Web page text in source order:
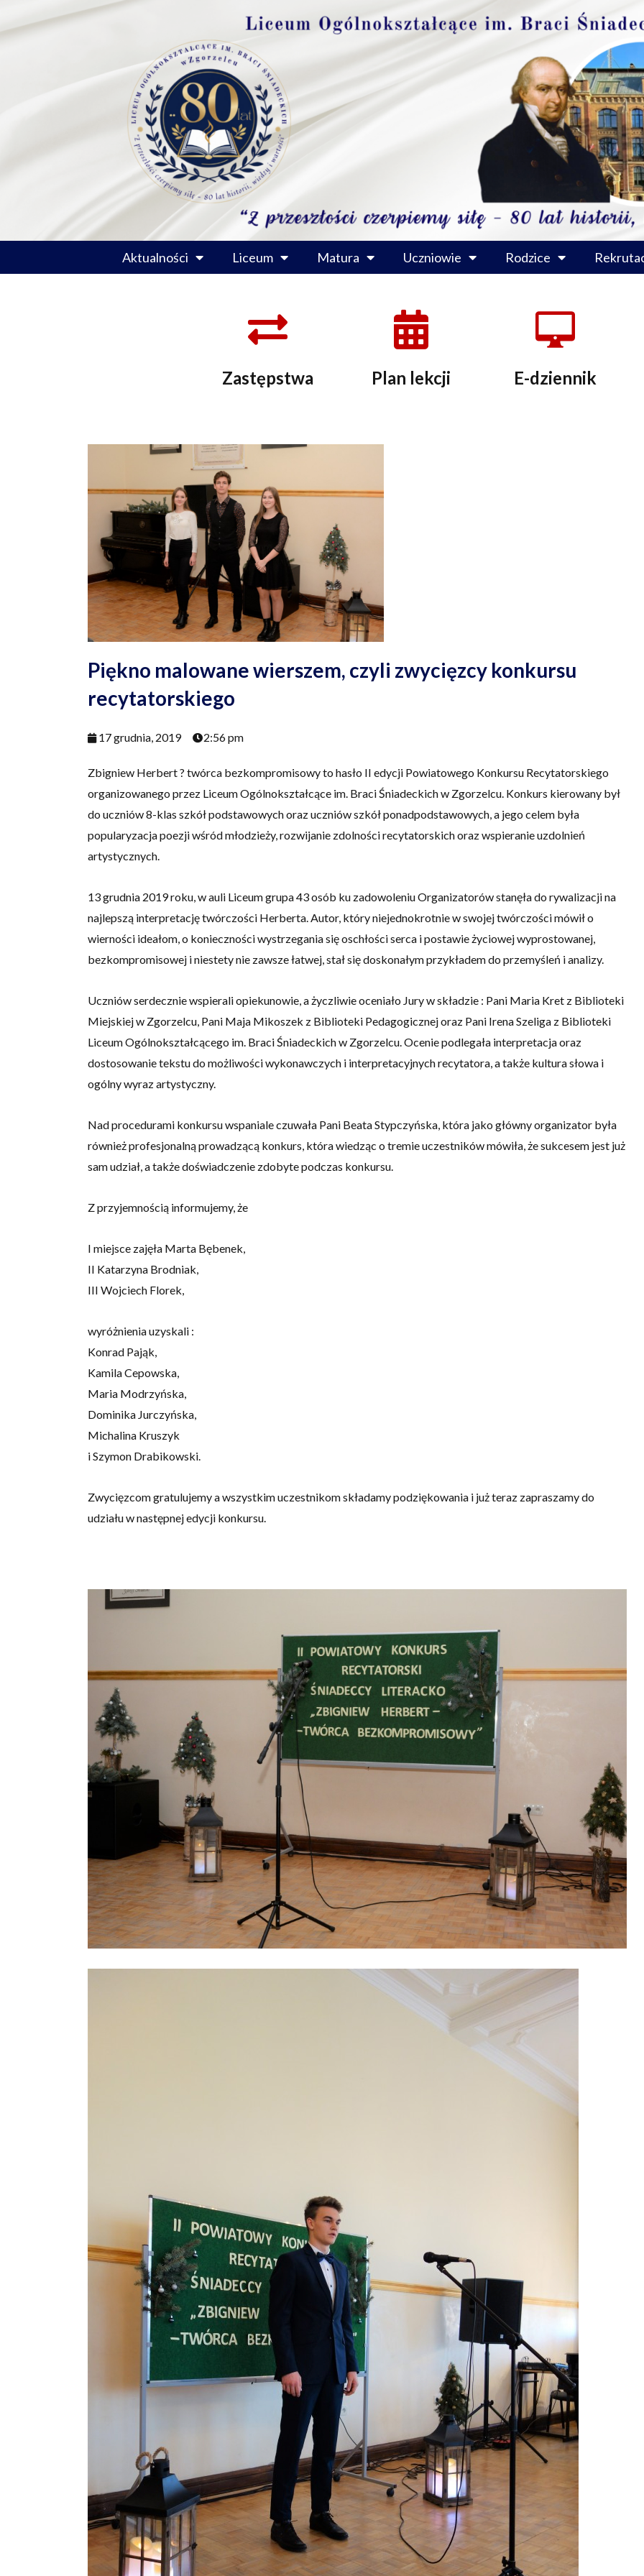
do
Aktualności Liceum Matura Uczniowie Rodzice
Zastępstwa Plan lekcji E-dziennik
Piękno malowane wierszem, czyli zwycięzcy konkursu
recytatorskiego
17 grudnia, 2019 2:56 pm
Zbigniew Herbert ? twórca bezkompromisowy to hasło II edycji Powiatowego Konkursu Recytatorskiego
organizowanego przez Liceum Ogólnokształcące im. Braci Śniadeckich w Zgorzelcu. Konkurs kierowany był
do uczniów 8-klas szkół podstawowych oraz uczniów szkół ponadpodstawowych, a jego celem była
popularyzacja poezji wśród młodzieży, rozwijanie zdolności recytatorskich oraz wspieranie uzdolnień
artystycznych.
13 grudnia 2019 roku, w auli Liceum grupa 43 osób ku zadowoleniu Organizatorów stanęła do rywalizacji na
najlepszą interpretację twórczości Herberta. Autor, który niejednokrotnie w swojej twórczości mówił o
wierności ideałom, o konieczności wystrzegania się oschłości serca i postawie życiowej wyprostowanej,
bezkompromisowej i niestety nie zawsze łatwej, stał się doskonałym przykładem do przemyśleń i analizy.
Uczniów serdecznie wspierali opiekunowie, a życzliwie oceniało Jury w składzie : Pani Maria Kret z Biblioteki
Miejskiej w Zgorzelcu, Pani Maja Mikoszek z Biblioteki Pedagogicznej oraz Pani Irena Szeliga z Biblioteki
Liceum Ogólnokształcącego im. Braci Śniadeckich w Zgorzelcu. Ocenie podlegała interpretacja oraz
dostosowanie tekstu do możliwości wykonawczych i interpretacyjnych recytatora, a także kultura słowa i
ogólny wyraz artystyczny.
Nad procedurami konkursu wspaniale czuwała Pani Beata Stypczyńska, która jako główny organizator była
również profesjonalną prowadzącą konkurs, która wiedząc o tremie uczestników mówiła, że sukcesem jest już
sam udział, a także doświadczenie zdobyte podczas konkursu.
Z przyjemnością informujemy, że
I miejsce zajęła Marta Bębenek,
II Katarzyna Brodniak,
III Wojciech Florek,
wyróżnienia uzyskali :
Konrad Pająk,
Kamila Cepowska,
Maria Modrzyńska,
Dominika Jurczyńska,
Michalina Kruszyk
i Szymon Drabikowski.
Zwycięzcom gratulujemy a wszystkim uczestnikom składamy podziękowania i już teraz zapraszamy do
udziału w następnej edycji konkursu.